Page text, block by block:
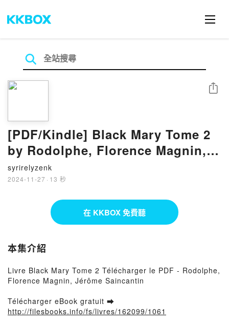
[PDF/Kindle] Black Mary Tome 2
by Rodolphe, Florence Magnin,
Jérôme Saincantin
syrirelyzenk
2024-11-27 · 13 秒
分享
在 KKBOX 免費聽
本集介紹
Livre Black Mary Tome 2 Télécharger le PDF - Rodolphe,
Florence Magnin, Jérôme Saincantin
Télécharger eBook gratuit ➡
http://filesbooks.info/fs/livres/162099/1061